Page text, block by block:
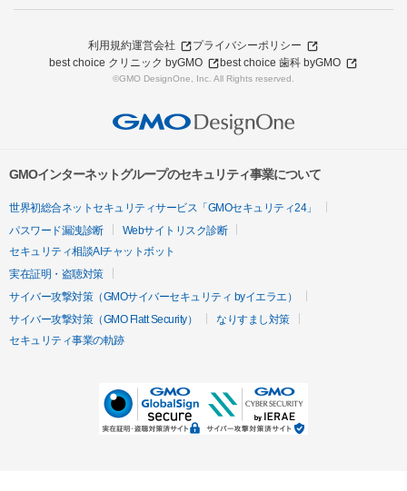
利用規約運営会社
プライバシーポリシー
best choice クリニック byGMO
best choice 歯科 byGMO
©GMO DesignOne, Inc. All Rights reserved.
GMOインターネットグループのセキュリティ事業について
世界初総合ネットセキュリティサービス「GMOセキュリティ24」
パスワード漏洩診断
Webサイトリスク診断
セキュリティ相談AIチャットボット
実在証明・盗聴対策
サイバー攻撃対策（GMOサイバーセキュリティ byイエラエ）
サイバー攻撃対策（GMO Flatt Security）
なりすまし対策
セキュリティ事業の軌跡